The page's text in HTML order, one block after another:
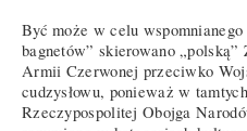
Być może w celu
bagnetów” skierowano
Armii Czerwonej przeciwko
cudzysłowu, ponieważ w
Rzeczypospolitej Obojga